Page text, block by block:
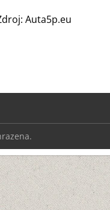
Auta5p.eu